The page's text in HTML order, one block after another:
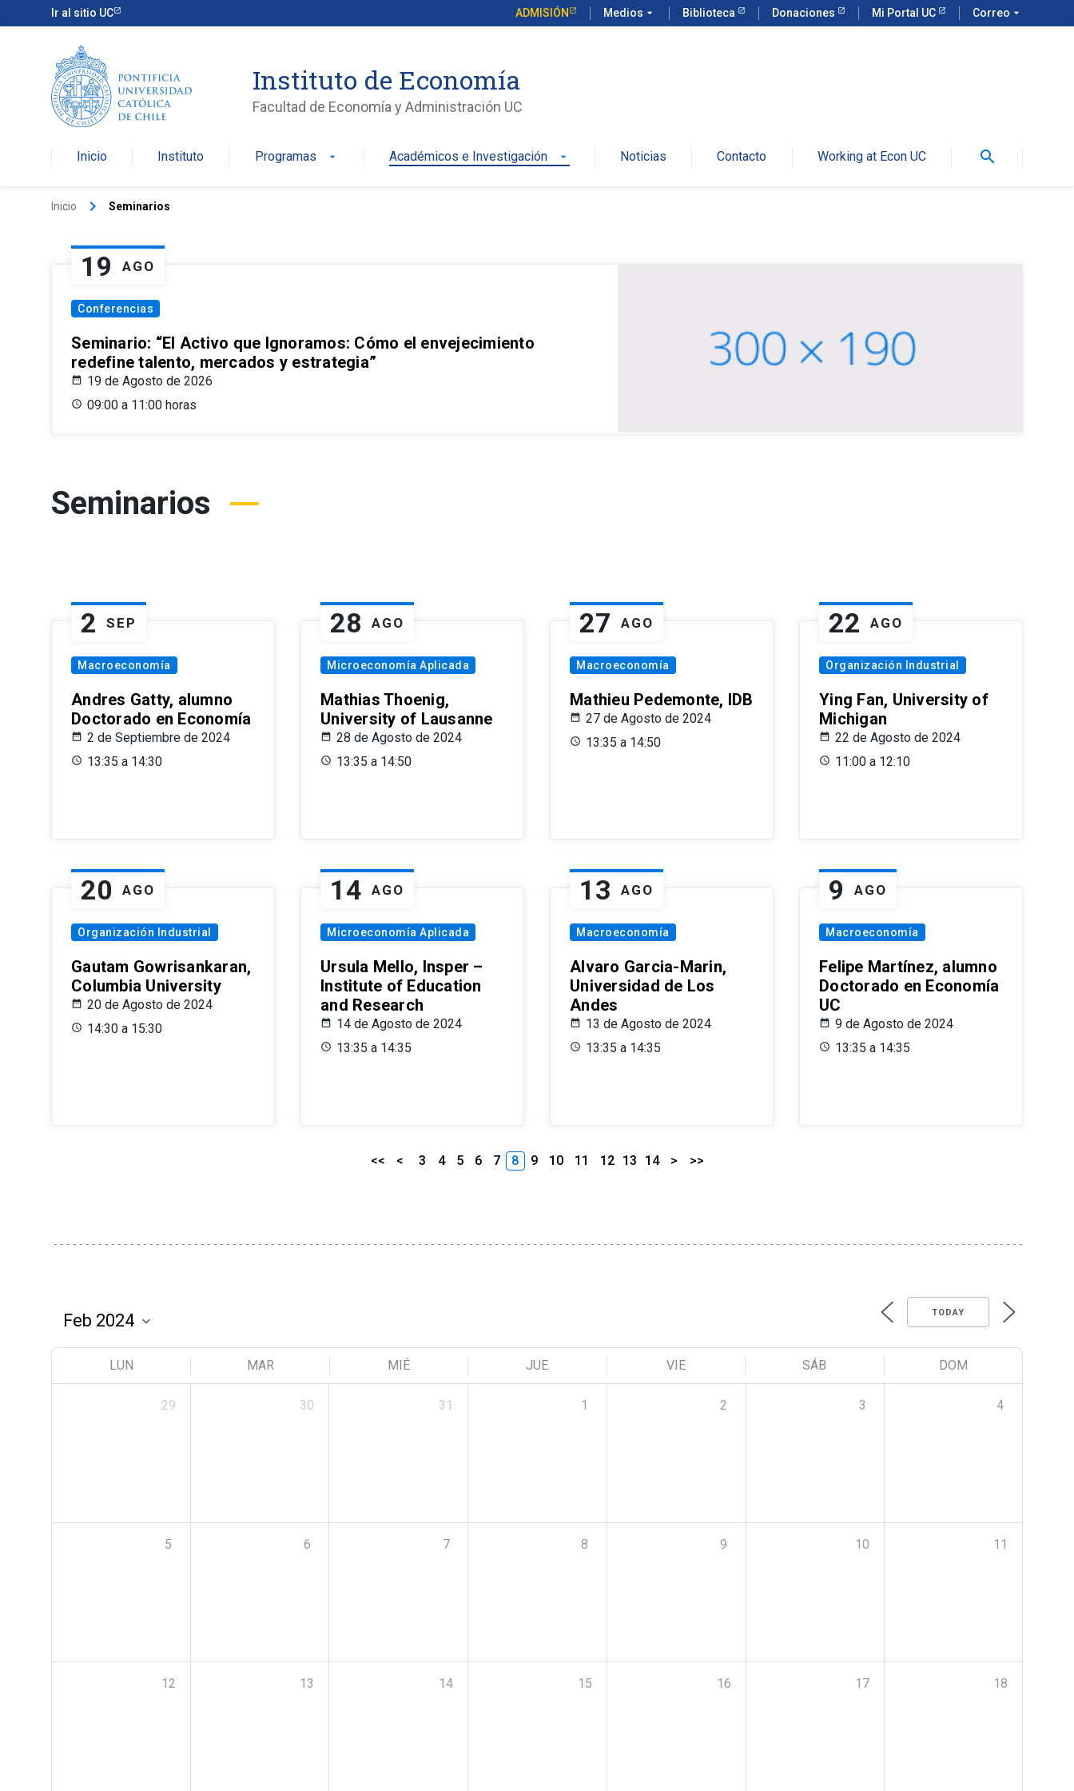
Ir al sitio UC ADMISIÓN Medios arrow_drop_down Biblioteca Donaciones Mi Portal UC Correo arrow_drop_down
Instituto de Economía
Facultad de Economía y Administración UC
Inicio Instituto Programas arrow_drop_down Académicos e Investigación arrow_drop_down Noticias Contacto Working at Econ UC search
Inicio keyboard_arrow_right Seminarios
19 AGO
Conferencias
Seminario: “El Activo que Ignoramos: Cómo el envejecimiento
redefine talento, mercados y estrategia”
19 de Agosto de 2026
09:00 a 11:00 horas
Seminarios
2 SEP
Macroeconomía
Andres Gatty, alumno
Doctorado en Economía
2 de Septiembre de 2024
13:35 a 14:30
28 AGO
Microeconomía Aplicada
Mathias Thoenig,
University of Lausanne
28 de Agosto de 2024
13:35 a 14:50
27 AGO
Macroeconomía
Mathieu Pedemonte, IDB
27 de Agosto de 2024
13:35 a 14:50
22 AGO
Organización Industrial
Ying Fan, University of
Michigan
22 de Agosto de 2024
11:00 a 12:10
20 AGO
Organización Industrial
Gautam Gowrisankaran,
Columbia University
20 de Agosto de 2024
14:30 a 15:30
14 AGO
Microeconomía Aplicada
Ursula Mello, Insper –
Institute of Education
and Research
14 de Agosto de 2024
13:35 a 14:35
13 AGO
Macroeconomía
Alvaro Garcia-Marin,
Universidad de Los
Andes
13 de Agosto de 2024
13:35 a 14:35
9 AGO
Macroeconomía
Felipe Martínez, alumno
Doctorado en Economía
UC
9 de Agosto de 2024
13:35 a 14:35
<< < 3 4 5 6 7 8 9 10 11 12 13 14 > >>
TODAY
LUN MAR MIÉ JUE VIE SÁB DOM
29 30 31 1 2 3 4
5 6 7 8 9 10 11
12 13 14 15 16 17 18